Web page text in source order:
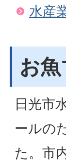
水産
お
日光市
ールの
た。市